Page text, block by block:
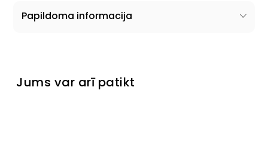
Papildoma informacija
Jums var arī patikt